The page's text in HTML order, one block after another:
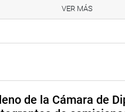
reguladores de los
del marco de la ley.
aspectos jurídicos,
y podamos acceder a
de transporte de
de Arequipa”, manifestó.
VER MÁS
de la Cámara de